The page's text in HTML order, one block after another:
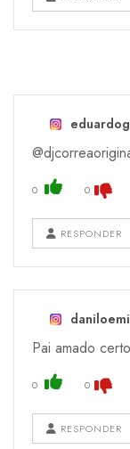
0 0
RESPONDER
Pai amado
0 0
RESPONDER